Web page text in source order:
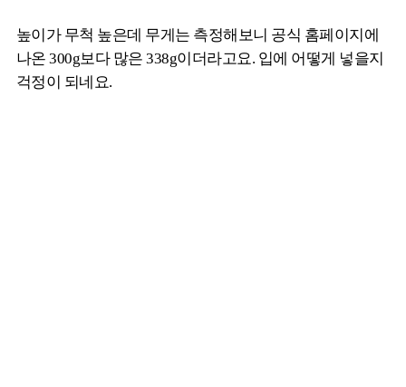
높이가 무척 높은데 무게는 측정해보니 공식 홈페이지에
나온 300g보다 많은 338g이더라고요. 입에 어떻게 넣을지
걱정이 되네요.